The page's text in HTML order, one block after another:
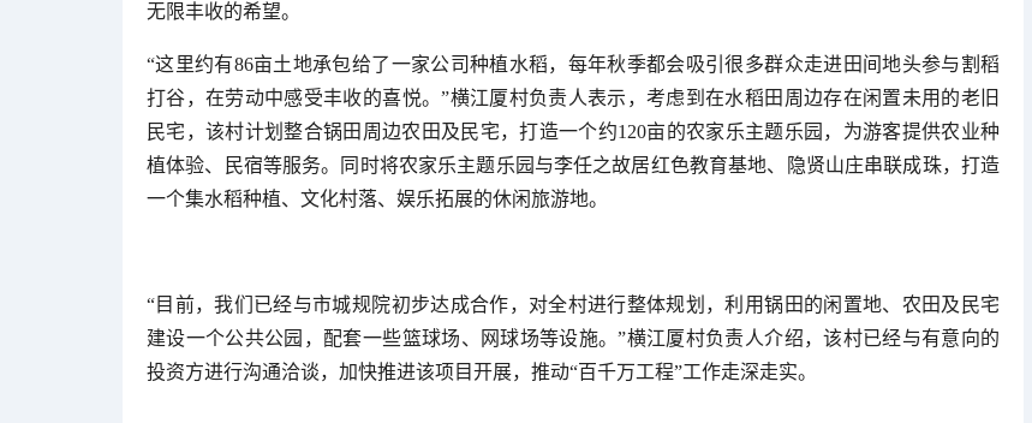
无限丰收的希望。
“这里约有86亩土地承包给了一家公司种植水稻，每年秋季都会吸引很多群众走进田间地头参与割稻
打谷，在劳动中感受丰收的喜悦。”横江厦村负责人表示，考虑到在水稻田周边存在闲置未用的老旧
民宅，该村计划整合锅田周边农田及民宅，打造一个约120亩的农家乐主题乐园，为游客提供农业种
植体验、民宿等服务。同时将农家乐主题乐园与李任之故居红色教育基地、隐贤山庄串联成珠，打造
一个集水稻种植、文化村落、娱乐拓展的休闲旅游地。
“目前，我们已经与市城规院初步达成合作，对全村进行整体规划，利用锅田的闲置地、农田及民宅
建设一个公共公园，配套一些篮球场、网球场等设施。”横江厦村负责人介绍，该村已经与有意向的
投资方进行沟通洽谈，加快推进该项目开展，推动“百千万工程”工作走深走实。